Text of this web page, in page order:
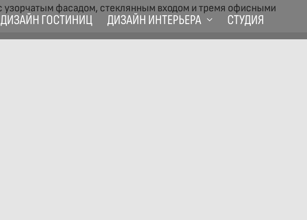
ДИЗАЙН ГОСТИНИЦ ДИЗАЙН ИНТЕРЬЕРА СТУДИЯ